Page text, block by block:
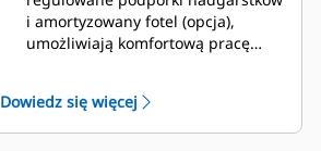
i amortyzowany fotel (opcja),
umożliwiają komfortową pracę
Dowiedz się więcej